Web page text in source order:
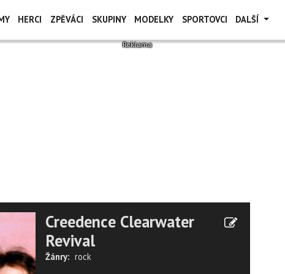
HERCI ZPĚVÁCI SKUPINY MODELKY SPORTOVCI DALŠÍ
Creedence Clearwater
Revival
Žánry: rock